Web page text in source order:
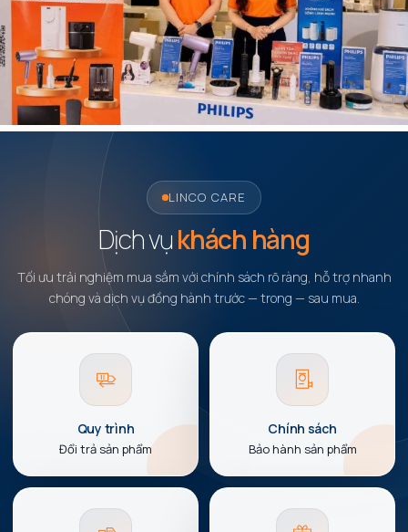
LINCO CARE
Dịch vụkhách hàng
Tối ưu trải nghiệm mua sắm với chính sách rõ ràng, hỗ trợ nhanh
chóng và dịch vụ đồng hành trước — trong — sau mua.
Quy trình
Đổi trả sản phẩm
Chính sách
Bảo hành sản phẩm